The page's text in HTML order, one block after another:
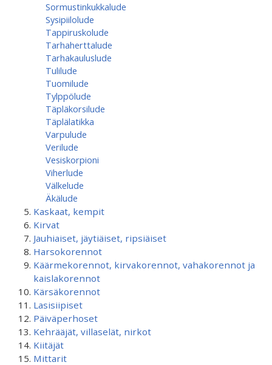
Sormustinkukkalude
Sysipiilolude
Tappiruskolude
Tarhaherttalude
Tarhakauluslude
Tulilude
Tuomilude
Tylppölude
Täpläkorsilude
Täplälatikka
Varpulude
Verilude
Vesiskorpioni
Viherlude
Välkelude
Äkälude
Kaskaat, kempit
Kirvat
Jauhiaiset, jäytiäiset, ripsiäiset
Harsokorennot
Käärmekorennot, kirvakorennot, vahakorennot ja
kaislakorennot
Kärsäkorennot
Lasisiipiset
Päiväperhoset
Kehrääjät, villaselät, nirkot
Kiitäjät
Mittarit